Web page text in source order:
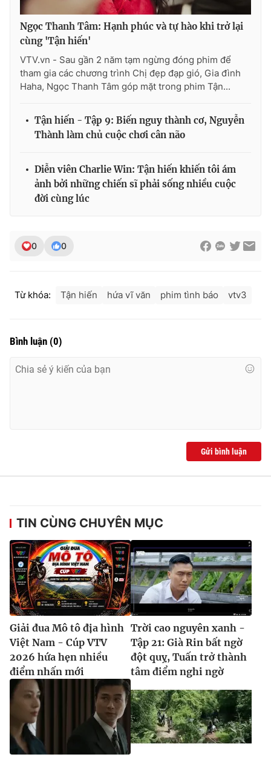
Ngọc Thanh Tâm: Hạnh phúc và tự hào khi trở lại
cùng 'Tận hiến'
VTV.vn - Sau gần 2 năm tạm ngừng đóng phim để
tham gia các chương trình Chị đẹp đạp gió, Gia đình
Haha, Ngọc Thanh Tâm góp mặt trong phim Tận...
Tận hiến - Tập 9: Biến nguy thành cơ, Nguyễn
Thành làm chủ cuộc chơi cân não
Diễn viên Charlie Win: Tận hiến khiến tôi ám
ảnh bởi những chiến sĩ phải sống nhiều cuộc
đời cùng lúc
0 0
Từ khóa: Tận hiến hứa vĩ văn phim tình báo vtv3
Bình luận (0)
Gửi bình luận
TIN CÙNG CHUYÊN MỤC
Giải đua Mô tô địa hình
Việt Nam - Cúp VTV
2026 hứa hẹn nhiều
điểm nhấn mới
Trời cao nguyên xanh -
Tập 21: Già Rin bất ngờ
đột quỵ, Tuấn trở thành
tâm điểm nghi ngờ